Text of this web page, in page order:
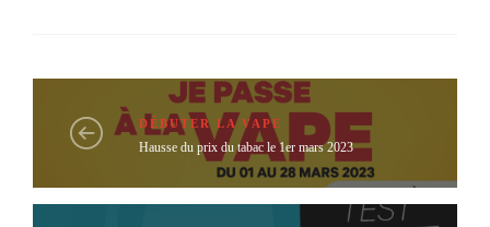
DÉBUTER LA VAPE
Hausse du prix du tabac le 1er mars 2023